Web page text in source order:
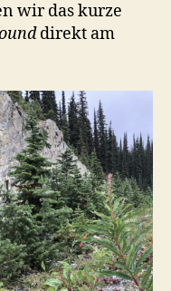
wir das kurze
direkt am